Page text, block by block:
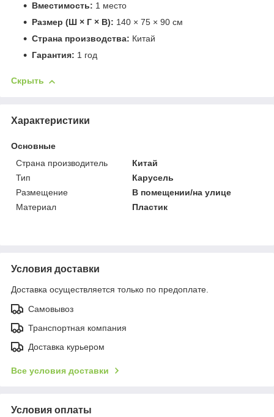
Вместимость: 1 место
Размер (Ш × Г × В): 140 × 75 × 90 см
Страна производства: Китай
Гарантия: 1 год
Скрыть
Характеристики
Основные
Страна производитель
Китай
Тип
Карусель
Размещение
В помещении/на улице
Материал
Пластик
Условия доставки
Доставка осуществляется только по предоплате.
Самовывоз
Транспортная компания
Доставка курьером
Все условия доставки
Условия оплаты